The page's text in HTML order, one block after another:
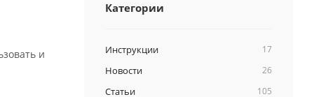
и
Категории
Инструкции 17
Новости 26
Статьи 105